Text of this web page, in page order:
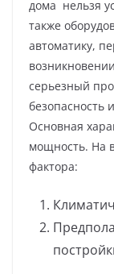
дома нельзя
также
автоматику,
серьезный
безопасность
Основная
мощность. На
фактора: